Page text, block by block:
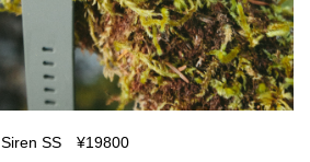
Siren SS ¥19800